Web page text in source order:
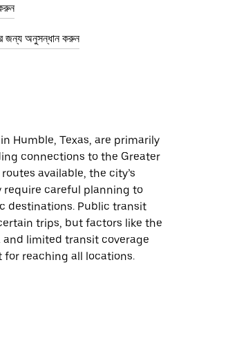
জন্য অনুসন্ধান করুন
Humble, Texas, are primarily
connections to the Greater
available, the city’s
careful planning to
destinations. Public transit
trips, but factors like the
limited transit coverage
reaching all locations.